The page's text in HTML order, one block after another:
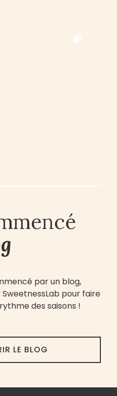
par un blog,
pour faire
des saisons !
LE BLOG